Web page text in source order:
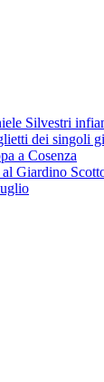
Silvestri
dei singoli
a Cosenza
Giardino